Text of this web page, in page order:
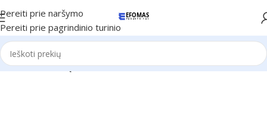
Pereiti prie naršymo
Pereiti prie pagrindinio turinio
Pradžia Ronix Įrankiai